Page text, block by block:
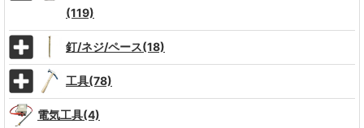
(119)
釘/ネジ/ペース(18)
工具(78)
電気工具(4)